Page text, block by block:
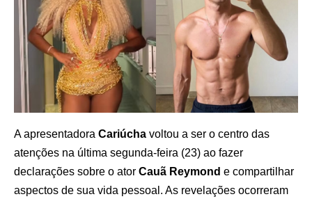
A apresentadora Cariúcha voltou a ser o centro das
atenções na última segunda-feira (23) ao fazer
declarações sobre o ator Cauã Reymond e compartilhar
aspectos de sua vida pessoal. As revelações ocorreram